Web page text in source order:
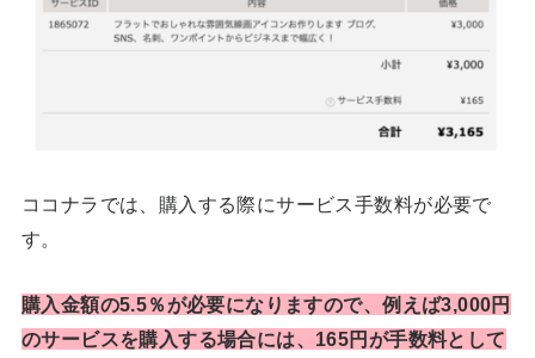
ココナラでは、購入する際にサービス手数料が必要で
す。
購入金額の5.5％が必要になりますので、例えば3,000円
のサービスを購入する場合には、165円が手数料として